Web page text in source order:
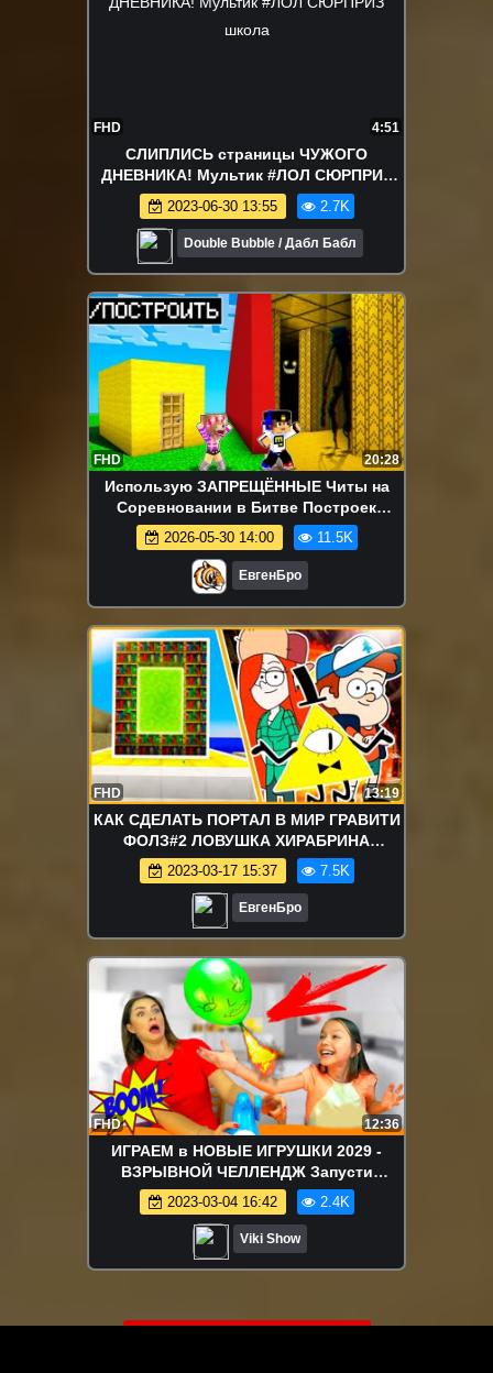
FHD 4:51
СЛИПЛИСЬ страницы ЧУЖОГО
ДНЕВНИКА! Мультик #ЛОЛ СЮРПРИЗ
школа
2023-06-30 13:55 2.7K
Double Bubble / Дабл Бабл
FHD 20:28
Использую ЗАПРЕЩЁННЫЕ Читы на
Соревновании в Битве Построек
ЗАКУЛИСЬЕ в майнкрафт! девушка
новичок видео minecraft
2026-05-30 14:00 11.5K
ЕвгенБро
FHD 13:19
КАК СДЕЛАТЬ ПОРТАЛ В МИР ГРАВИТИ
ФОЛЗ#2 ЛОВУШКА ХИРАБРИНА
МАЙНКРАФТ МУЛЬТИКИ! ROLEPLAY
GRAVITY FALLS
2023-03-17 15:37 7.5K
ЕвгенБро
FHD 12:36
ИГРАЕМ в НОВЫЕ ИГРУШКИ 2029 -
ВЗРЫВНОЙ ЧЕЛЛЕНДЖ Запусти
ГОЛОВУ Buddy's Balloon Launch Game
Challenge Игра Для Детей / Вики Шоу
2023-03-04 16:42 2.4K
Viki Show